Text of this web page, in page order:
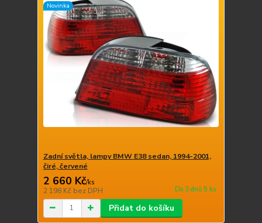
Novinka
Zadní světla, lampy BMW E38 sedan, 1994-2001,
čiré, červené
2 660 Kč/ks
2 198 Kč bez DPH Do 3 dnů 5 ks
Přidat do košíku